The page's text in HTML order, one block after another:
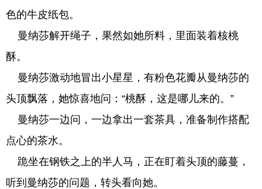
色的牛皮纸包。
曼纳莎解开绳子，果然如她所料，里面装着核桃
酥。
曼纳莎激动地冒出小星星，有粉色花瓣从曼纳莎的
头顶飘落，她惊喜地问：“桃酥，这是哪儿来的。”
曼纳莎一边问，一边拿出一套茶具，准备制作搭配
点心的茶水。
跪坐在钢铁之上的半人马，正在盯着头顶的藤蔓，
听到曼纳莎的问题，转头看向她。